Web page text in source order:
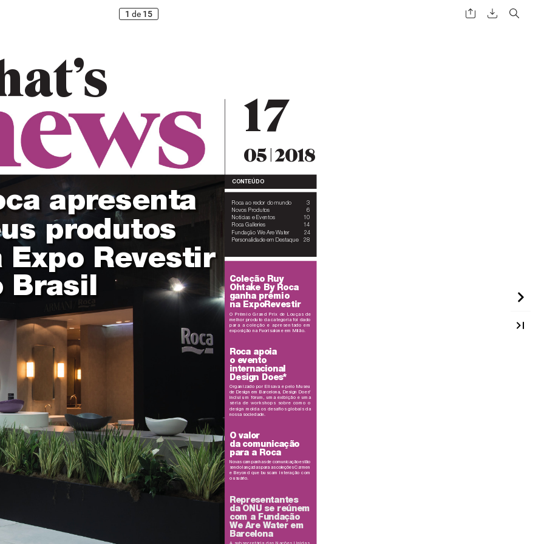
1 de 15
CONTEÚDO
Roca ao redor do mundo
3
Novos Produtos
6
Notícias e Eventos
10
Roca Galleries
14
Fundação We Are Water
24
Personalidade em Destaque
28
Coleção Ruy
Ohtake By Roca
ganha prêmio
na ExpoRevestir
O Prêmi o Grand Prix de Louça s de
melhor produto da categoria foi dado
para a coleção e apre sentado em
exposição na Fuorisalone em Milão.
Roca apoia
o evento
internacional
Design Does*
Organizado por Elisava e pelo Mu seu
de Design em Barcelona, Design Does*
incl ui um fórum, uma ex ibição e uma
sér ia de workshop s sob re como o
design molda os desafios globais da
nossa sociedade.
O valor
da comunicação
para a Roca
Novas campanhas de comunicação estão
sendo lançadas para as coleções Carmen
e Beyond q ue buscam i nteração c om
o u suário.
Representantes
da ON U se reúnem
com a Fundação
We Are Water em
Barcelona
05 2018
17
apresenta
produtos
Expo Revestir
Brasil
’s